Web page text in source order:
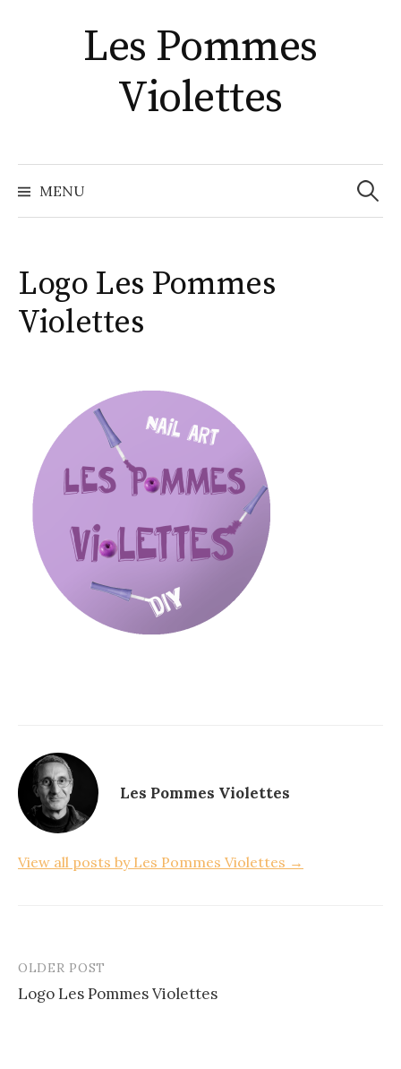
Les Pommes
Violettes
MENU
Logo Les Pommes
Violettes
Les Pommes Violettes
View all posts by Les Pommes Violettes →
Post
navigation
OLDER POST
Logo Les Pommes Violettes